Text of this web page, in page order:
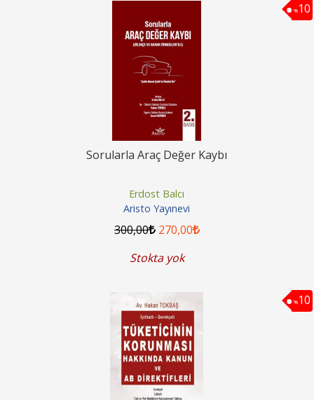
%10
Sorularla Araç Değer Kaybı
Erdost Balcı
Aristo Yayınevi
300,00 270,00
Stokta yok
%10